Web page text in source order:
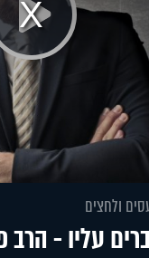
ולחצים
עליו - הרב